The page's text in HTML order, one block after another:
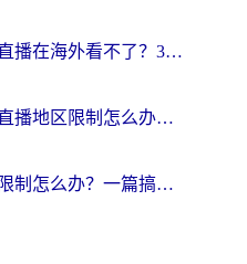
为什么咪咕体育的直播在海外看不了？3步解决海外看世界杯+抖音地区限制难题
海外电脑看世界杯直播地区限制怎么办？你需要一个聪明的加速器
海外看世界杯地区限制怎么办？一篇搞定咪咕视频播放+国内资源无缝访问指南